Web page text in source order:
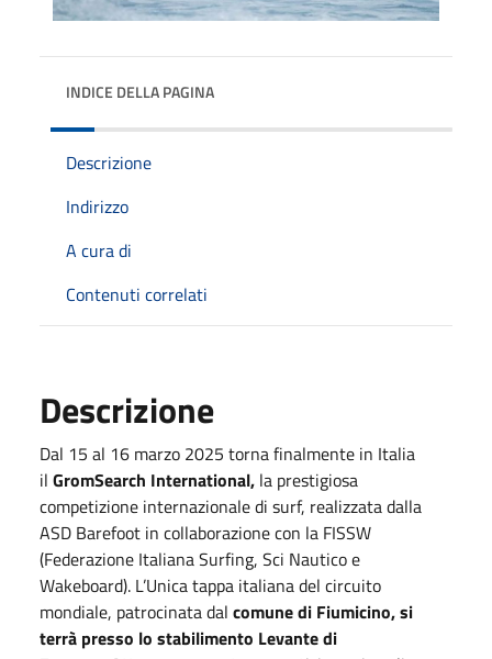
INDICE DELLA PAGINA
Descrizione
Indirizzo
A cura di
Contenuti correlati
Descrizione
Dal 15 al 16 marzo 2025 torna finalmente in Italia
il GromSearch International, la prestigiosa
competizione internazionale di surf, realizzata dalla
ASD Barefoot in collaborazione con la FISSW
(Federazione Italiana Surfing, Sci Nautico e
Wakeboard). L’Unica tappa italiana del circuito
mondiale, patrocinata dal comune di Fiumicino, si
terrà presso lo stabilimento Levante di